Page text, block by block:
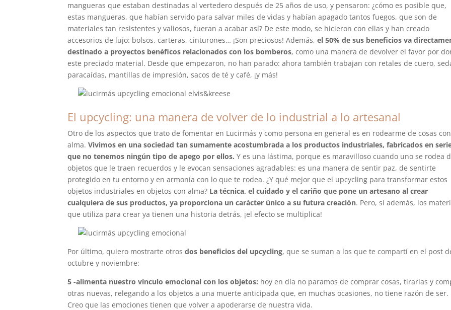
mangueras que estaban destinadas al vertedero después de 25 años de uso, y pensaron: ¿cómo es posible que,
estas mangueras, que habían servido para salvar miles de vidas y habían apagado tantos fuegos, que son de
materiales tan resistentes y valiosos, fueran a acabar así? De este modo, se hicieron con ellas y han creado
accesorios de lujo: bolsos, carteras, cinturones… ¡Son preciosos! Además,el 50% de sus beneficios va
destinado a proyectos benéficos relacionados con los bomberos, como una manera de devolver el favor por
este preciado material. Desde que empezaron, no han parado: ahora también trabajan con retales de cuero,
paracaídas, mantillas de impresión, sacos de té y café, ¡y más!
El upcycling: una manera de volver de lo industrial a lo artesanal
Otro de los aspectos que trato de fomentar en Lucirmás y como persona en general es en rodearme de cosas con
alma.Vivimos en una sociedad tan sumamente acostumbrada a los productos industriales, fabricados en
que no tenemos ningún tipo de apego por ellos. Y es una lástima, porque es maravilloso cuando uno se rodea
objetos que le traen recuerdos y le evocan sensaciones agradables: es una manera de sentir paz, de sentirte
protegido en tu entorno y en armonía con lo que te rodea. ¿Y qué mejor que el upcycling para transformar estos
objetos industriales en objetos con alma? La técnica, el cuidado y el cariño que pone un artesano al crear
cualquiera de sus productos, ya proporciona un carácter único a su futura creación. Pero, si además, los
que utiliza para crear ya tienen una historia detrás, ¡el efecto se multiplica!
Por último, quiero mostrarte otrosdos beneficios del upcycling, que se suman a los que te compartí en el post
octubre y noviembre:
5 -alimenta nuestro vínculo emocional con los objetos: hoy en día no paramos de comprar cosas, tirarlas y
otras nuevas, relegando a los objetos a una muerte anticipada que, en muchas ocasiones, no tiene razón de ser.
Creo que las emociones tienen que volver a apoderarse de nuestra vida.